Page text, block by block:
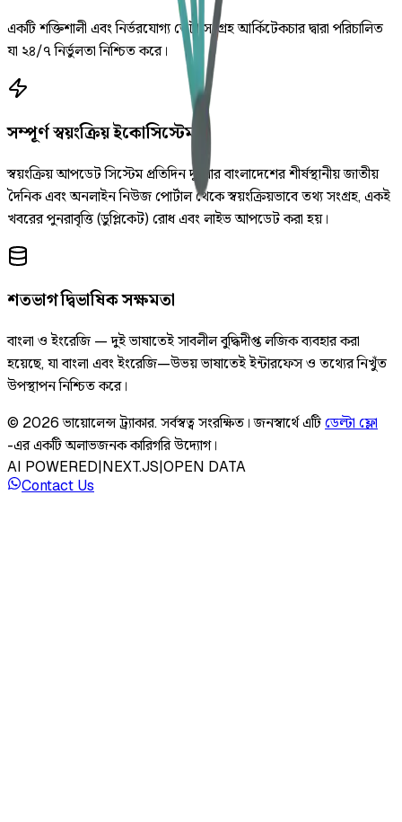
একটি শক্তিশালী এবং নির্ভরযোগ্য ডেটা সংগ্রহ আর্কিটেকচার দ্বারা পরিচালিত
যা ২৪/৭ নির্ভুলতা নিশ্চিত করে।
সম্পূর্ণ স্বয়ংক্রিয় ইকোসিস্টেম
স্বয়ংক্রিয় আপডেট সিস্টেম প্রতিদিন দুইবার বাংলাদেশের শীর্ষস্থানীয় জাতীয়
দৈনিক এবং অনলাইন নিউজ পোর্টাল থেকে স্বয়ংক্রিয়ভাবে তথ্য সংগ্রহ, একই
খবরের পুনরাবৃত্তি (ডুপ্লিকেট) রোধ এবং লাইভ আপডেট করা হয়।
শতভাগ দ্বিভাষিক সক্ষমতা
বাংলা ও ইংরেজি — দুই ভাষাতেই সাবলীল বুদ্ধিদীপ্ত লজিক ব্যবহার করা
হয়েছে, যা বাংলা এবং ইংরেজি—উভয় ভাষাতেই ইন্টারফেস ও তথ্যের নিখুঁত
উপস্থাপন নিশ্চিত করে।
© 2026 ভায়োলেন্স ট্র্যাকার.সর্বস্বত্ব সংরক্ষিত। জনস্বার্থে এটিডেল্টা ফ্লো
-এর একটি অলাভজনক কারিগরি উদ্যোগ।
AI POWERED|NEXT.JS|OPEN DATA
Contact Us